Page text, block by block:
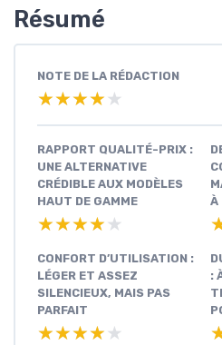
Résumé
NOTE DE LA RÉDACTION
★★★★★
★★★★★
RAPPORT QUALITÉ-PRIX :
UNE ALTERNATIVE
CRÉDIBLE AUX MODÈLES
HAUT DE GAMME
★★★★★
★★★★★
À
CONFORT D’UTILISATION :
LÉGER ET ASSEZ
SILENCIEUX, MAIS PAS
PARFAIT
★★★★★
★★★★★
: